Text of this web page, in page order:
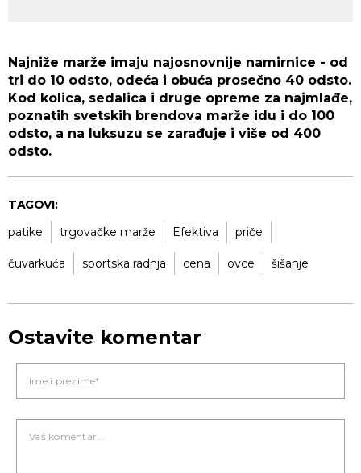
Najniže marže imaju najosnovnije namirnice - od
tri do 10 odsto, odeća i obuća prosečno 40 odsto.
Kod kolica, sedalica i druge opreme za najmlađe,
poznatih svetskih brendova marže idu i do 100
odsto, a na luksuzu se zarađuje i više od 400
odsto.
TAGOVI:
patike
trgovačke marže Efektiva priče
čuvarkuća sportska radnja cena ovce šišanje
Ostavite komentar